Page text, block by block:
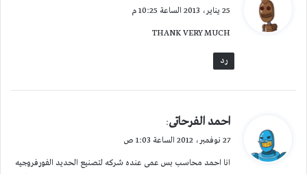
ل
25 يناير، 2013 الساعة 10:25 م
THANK VERY MUCH
رد
ي
ل
احمد الفرحاتى:
27 نوفمبر، 2012 الساعة 1:03 ص
انا احمد محاسب بس عمى عنده شركه لتصنيع الحديد الفورفروجيه